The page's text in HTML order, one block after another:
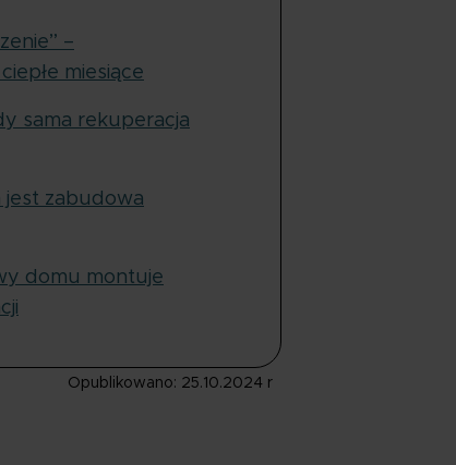
–
miesiące
sama rekuperacja
jest zabudowa
domu montuje
Opublikowano: 25.10.2024 r